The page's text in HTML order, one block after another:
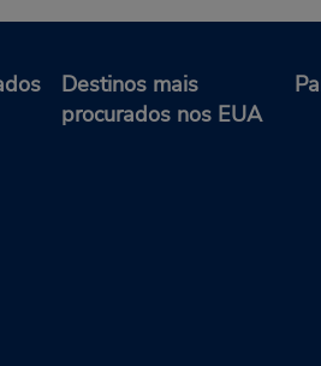
Telefone:
Destinos mais
procurados nos EUA